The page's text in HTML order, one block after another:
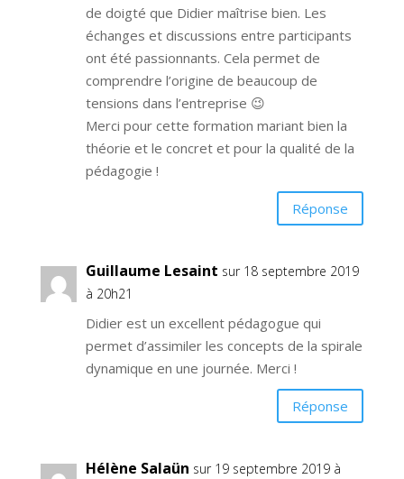
de doigté que Didier maîtrise bien. Les
échanges et discussions entre participants
ont été passionnants. Cela permet de
comprendre l’origine de beaucoup de
tensions dans l’entreprise 😉
Merci pour cette formation mariant bien la
théorie et le concret et pour la qualité de la
pédagogie !
Réponse
Guillaume Lesaint sur 18 septembre 2019
à 20h21
Didier est un excellent pédagogue qui
permet d’assimiler les concepts de la spirale
dynamique en une journée. Merci !
Réponse
Hélène Salaün sur 19 septembre 2019 à